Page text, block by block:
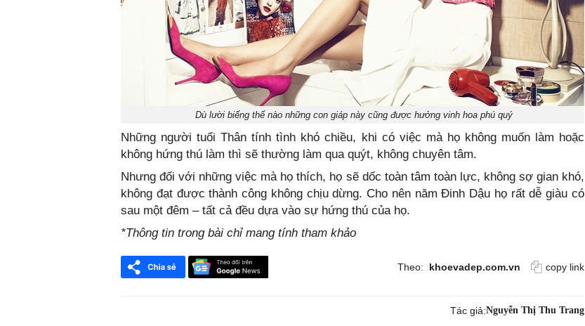
Dù lười biếng thế nào những con giáp này cũng được hưởng vinh hoa phú quý
Những người tuổi Thân tính tình khó chiều, khi có việc mà họ không muốn làm hoặc
không hứng thú làm thì sẽ thường làm qua quýt, không chuyên tâm.
Nhưng đối với những việc mà họ thích, họ sẽ dốc toàn tâm toàn lực, không sợ gian khó,
không đạt được thành công không chịu dừng. Cho nên năm Đinh Dậu họ rất dễ giàu có
sau một đêm – tất cả đều dựa vào sự hứng thú của họ.
*Thông tin trong bài chỉ mang tính tham khảo
Theo: khoevadep.com.vn copy link
Tác giả:Nguyễn Thị Thu Trang